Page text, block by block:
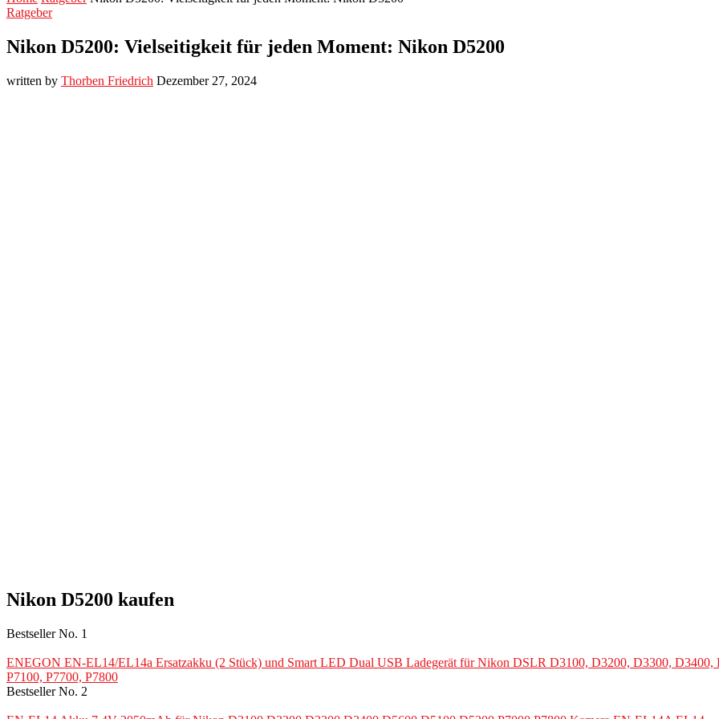
Ratgeber
Nikon D5200: Vielseitigkeit für jeden Moment: Nikon D5200
written by Thorben Friedrich Dezember 27, 2024
Nikon D5200 kaufen
Bestseller No. 1
ENEGON EN-EL14/EL14a Ersatzakku (2 Stück) und Smart LED Dual USB Ladegerät für Nikon DSLR D3100, D3200, D3300,
P7100, P7700, P7800
Bestseller No. 2